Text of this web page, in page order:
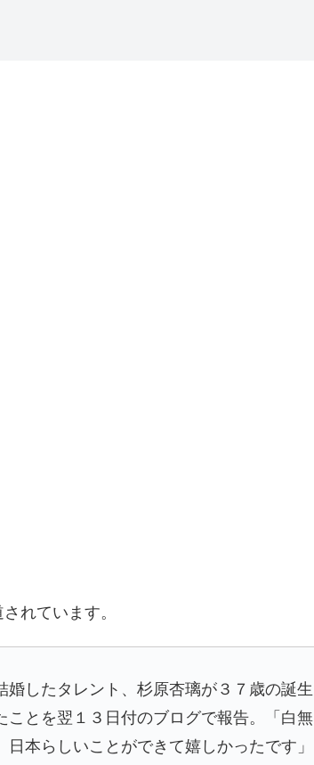
れています。
したタレント、 杉原杏璃が３７歳の誕生
ことを翌１３日付のブログで報告。「白無
本らしいことができて嬉しかったです」